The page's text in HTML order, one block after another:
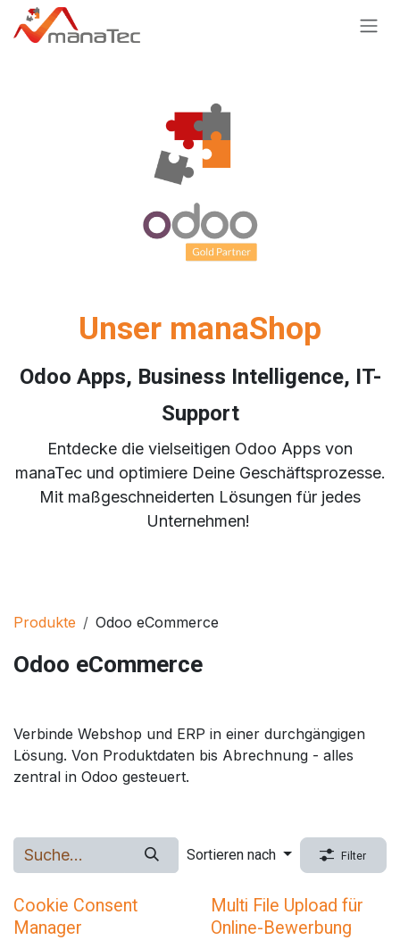
Zum Inhalt springen
Unser manaShop
Odoo Apps, Business Intelligence, IT-
Support
Entdecke die vielseitigen Odoo Apps von
manaTec und optimiere Deine Geschäftsprozesse.
Mit maßgeschneiderten Lösungen für jedes
Unternehmen!
Produkte Odoo eCommerce
Odoo eCommerce
Verbinde Webshop und ERP in einer durchgängigen
Lösung. Von Produktdaten bis Abrechnung - alles
zentral in Odoo gesteuert.
Sortieren nach Filter
Cookie Consent
Manager
Multi File Upload für
Online-Bewerbung